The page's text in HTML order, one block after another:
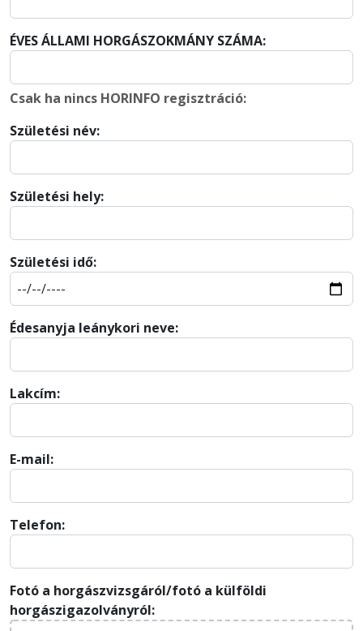
ÉVES ÁLLAMI HORGÁSZOKMÁNY SZÁMA:
Csak ha nincs HORINFO regisztráció:
Születési név:
Születési hely:
Születési idő:
Édesanyja leánykori neve:
Lakcím:
E-mail:
Telefon:
Fotó a horgászvizsgáról/fotó a külföldi
horgászigazolványról: